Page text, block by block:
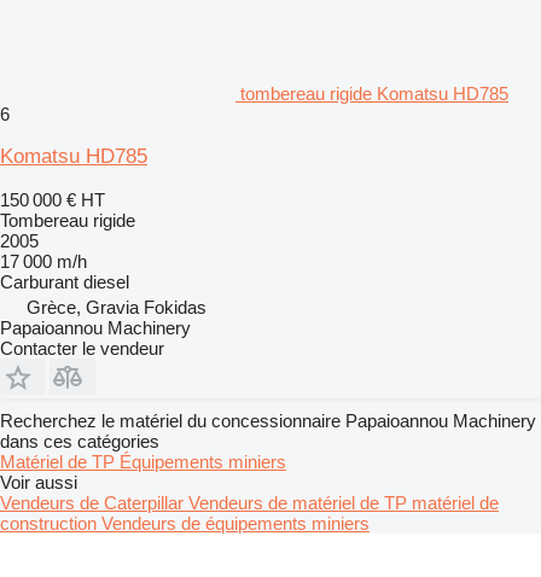
tombereau rigide Komatsu HD785
6
Komatsu HD785
150 000 € HT
Tombereau rigide
2005
17 000 m/h
Carburant diesel
Grèce, Gravia Fokidas
Papaioannou Machinery
Contacter le vendeur
Recherchez le matériel du concessionnaire Papaioannou Machinery
dans ces catégories
Matériel de TP Équipements miniers
Voir aussi
Vendeurs de Caterpillar Vendeurs de matériel de TP matériel de
construction Vendeurs de équipements miniers